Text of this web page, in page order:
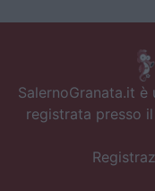
SalernoGranata.it
registrata presso